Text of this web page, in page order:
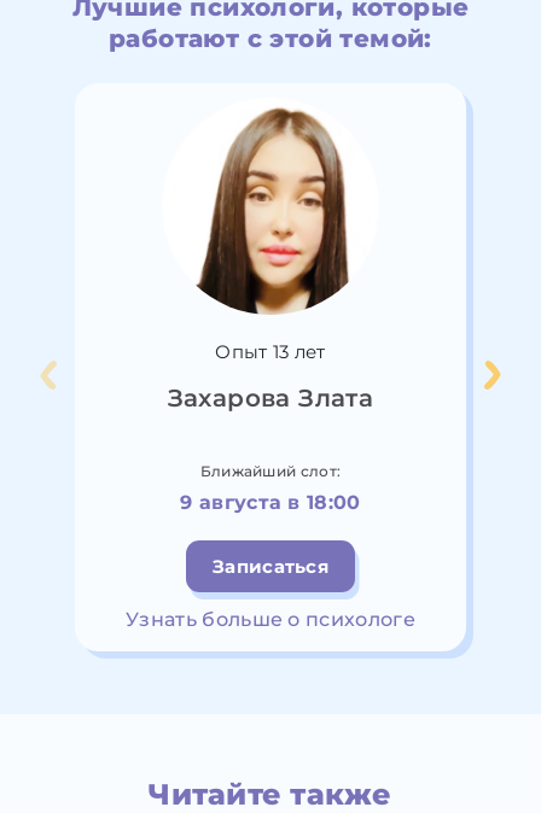
Лучшие психологи, которые
работают с этой темой:
Опыт 13 лет
Захарова Злата
Ближайший слот:
9 августа в 18:00
Записаться
Узнать больше о психологе
Читайте также